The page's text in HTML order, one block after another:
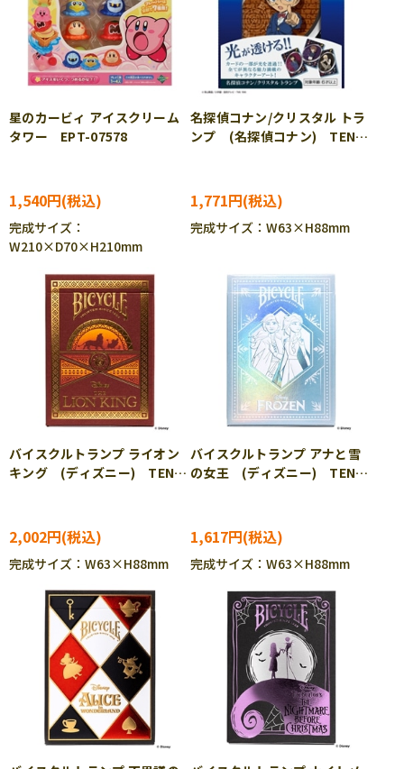
星のカービィ アイスクリーム
タワー EPT-07578
1,540円
完成サイズ：
W210×D70×H210mm
名探偵コナン/クリスタル トラ
ンプ (名探偵コナン) TEN-
1,771円
完成サイズ：W63×H88mm
バイスクルトランプ ライオン
キング (ディズニー) TEN-
2,002円
完成サイズ：W63×H88mm
バイスクルトランプ アナと雪
の女王 (ディズニー) TEN-
1,617円
完成サイズ：W63×H88mm